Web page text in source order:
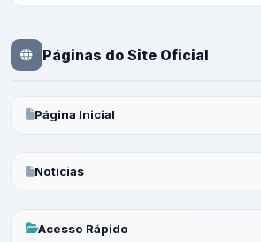
Páginas do Site Oficial
Página Inicial
Notícias
Acesso Rápido